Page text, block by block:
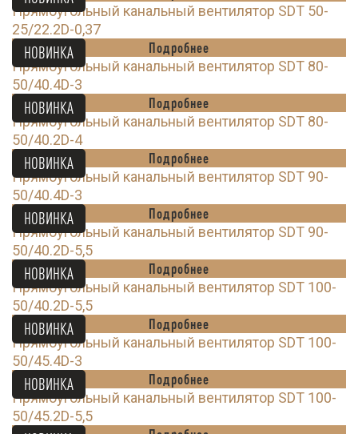
Прямоугольный канальный вентилятор SDT 50-
25/22.2D-0,37
НОВИНКА Подробнее
Прямоугольный канальный вентилятор SDT 80-
50/40.4D-3
НОВИНКА Подробнее
Прямоугольный канальный вентилятор SDT 80-
50/40.2D-4
НОВИНКА Подробнее
Прямоугольный канальный вентилятор SDT 90-
50/40.4D-3
НОВИНКА Подробнее
Прямоугольный канальный вентилятор SDT 90-
50/40.2D-5,5
НОВИНКА Подробнее
Прямоугольный канальный вентилятор SDT 100-
50/40.2D-5,5
НОВИНКА Подробнее
Прямоугольный канальный вентилятор SDT 100-
50/45.4D-3
НОВИНКА Подробнее
Прямоугольный канальный вентилятор SDT 100-
50/45.2D-5,5